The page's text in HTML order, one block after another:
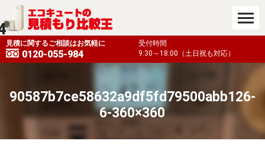
応）
見積に関するご相談はお気軽に
0120-055-984
受付時間
9:30～18:00（土日祝も対応）
90587b7ce58632a9df5fd79500abb126-
6-360×360